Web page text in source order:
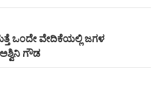
ಒಂದೇ ವೇದಿಕೆಯಲ್ಲಿ ಜಗಳ
ಅಶ್ವಿನಿ ಗೌಡ